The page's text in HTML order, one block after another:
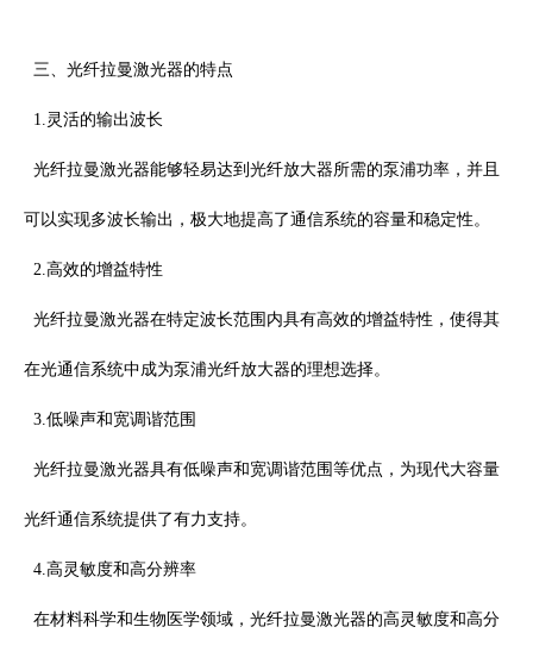
三、光纤拉曼激光器的特点
1. 灵活的输出波长
光纤拉曼激光器能够轻易达到光纤放大器所需的泵浦功率，并且
可以实现多波长输出，极大地提高了通信系统的容量和稳定性。
2.高效的增益特性
光纤拉曼激光器在特定波长范围内具有高效的增益特性，使得其
在光通信系统中成为泵浦光纤放大器的理想选择。
3.低噪声和宽调谐范围
光纤拉曼激光器具有低噪声和宽调谐范围等优点，为现代大容量
光纤通信系统提供了有力支持。
4.高灵敏度和高分辨率
在材料科学和生物医学领域，光纤拉曼激光器的高灵敏度和高分